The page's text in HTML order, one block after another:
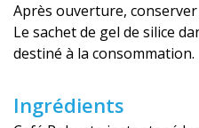
Après ouverture,
Le sachet de gel de silice
destiné à la consommation.
Ingrédients